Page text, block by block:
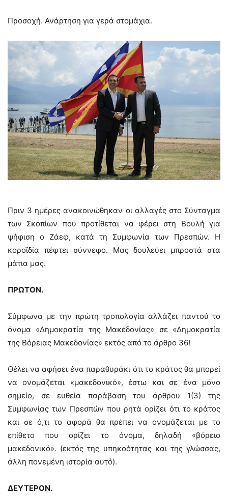
Προσοχή. Ανάρτηση για γερά στομάχια.
Πριν 3 ημέρες ανακοινώθηκαν οι αλλαγές στο Σύνταγμα
των Σκοπίων που προτίθεται να φέρει στη Βουλή για
ψήφιση ο Ζάεφ, κατά τη Συμφωνία των Πρεσπών. Η
κοροϊδία πέφτει σύννεφο. Μας δουλεύει μπροστά στα
μάτια μας.
ΠΡΩΤΟΝ.
Σύμφωνα με την πρώτη τροπολογία αλλάζει παντού το
όνομα «Δημοκρατία της Μακεδονίας» σε «Δημοκρατία
της Βόρειας Μακεδονίας» εκτός από το άρθρο 36!
Θέλει να αφήσει ένα παραθυράκι ότι το κράτος θα μπορεί
να ονομάζεται «μακεδονικό», έστω και σε ένα μόνο
σημείο, σε ευθεία παράβαση του άρθρου 1(3) της
Συμφωνίας των Πρεσπών που ρητά ορίζει ότι το κράτος
και σε ό,τι το αφορά θα πρέπει να ονομάζεται με το
επίθετο που ορίζει το όνομα, δηλαδή «βόρειο
μακεδονικό». (εκτός της υπηκοότητας και της γλώσσας,
άλλη πονεμένη ιστορία αυτό).
ΔΕΥΤΕΡΟΝ.